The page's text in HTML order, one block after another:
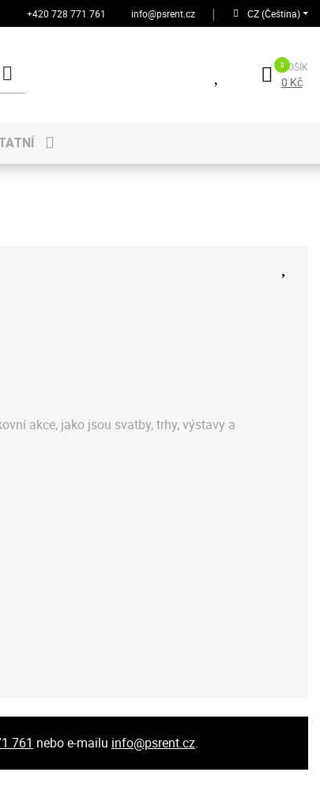
+420 728 771 761 info@psrent.cz CZ (Čeština)
KOŠÍK
0 Kč
akce, jako jsou svatby, trhy, výstavy a
761 nebo e-mailu info@psrent.cz.